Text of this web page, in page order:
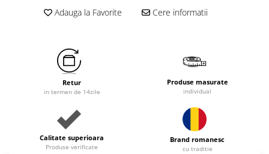
Adauga la Favorite Cere informatii
Retur
in termen de 14zile
Produse masurate
individual
Calitate superioara
Produse verificate
Brand romanesc
cu traditie